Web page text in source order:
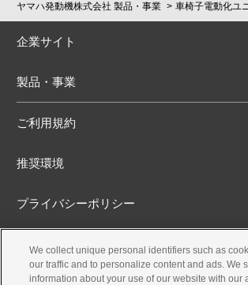
ヤマハ発動機株式会社 製品・事業 車椅子電動化ユ
企業サイト
製品・事業
ご利用規約
推奨環境
プライバシーポリシー
Cookieポリシー
We collect unique personal identifiers such as
our traffic and to personalize content and ads. We
information about your use of our website with our